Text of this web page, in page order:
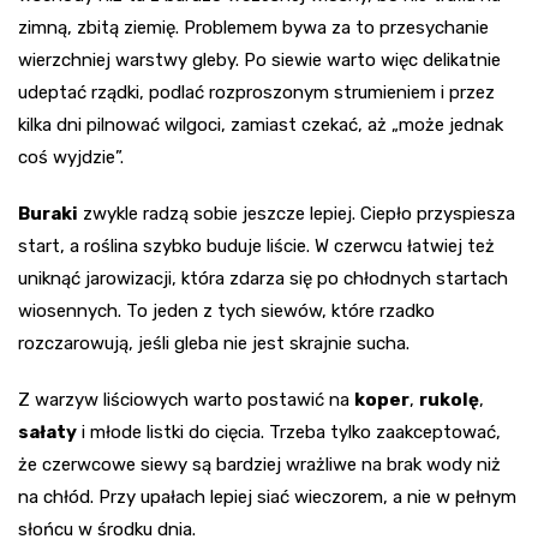
zimną, zbitą ziemię. Problemem bywa za to przesychanie
wierzchniej warstwy gleby. Po siewie warto więc delikatnie
udeptać rządki, podlać rozproszonym strumieniem i przez
kilka dni pilnować wilgoci, zamiast czekać, aż „może jednak
coś wyjdzie”.
Buraki zwykle radzą sobie jeszcze lepiej. Ciepło przyspiesza
start, a roślina szybko buduje liście. W czerwcu łatwiej też
uniknąć jarowizacji, która zdarza się po chłodnych startach
wiosennych. To jeden z tych siewów, które rzadko
rozczarowują, jeśli gleba nie jest skrajnie sucha.
Z warzyw liściowych warto postawić na koper, rukolę,
sałaty i młode listki do cięcia. Trzeba tylko zaakceptować,
że czerwcowe siewy są bardziej wrażliwe na brak wody niż
na chłód. Przy upałach lepiej siać wieczorem, a nie w pełnym
słońcu w środku dnia.